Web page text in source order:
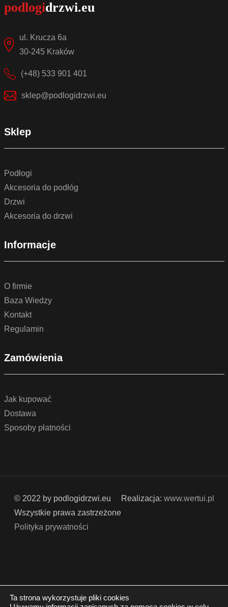
ul. Krucza 6a
30-245 Kraków
(+48) 533 901 401
sklep@podlogidrzwi.eu
Sklep
Podłogi
Akcesoria do podłóg
Drzwi
Akcesoria do drzwi
Informacje
O firmie
Baza Wiedzy
Kontakt
Regulamin
Zamówienia
Jak kupować
Dostawa
Sposoby płatności
© 2022 by podlogidrzwi.eu
Wszystkie prawa zastrzeżone
Polityka prywatności
Realizacja: www.wertui.pl
Ta strona wykorzystuje pliki cookies